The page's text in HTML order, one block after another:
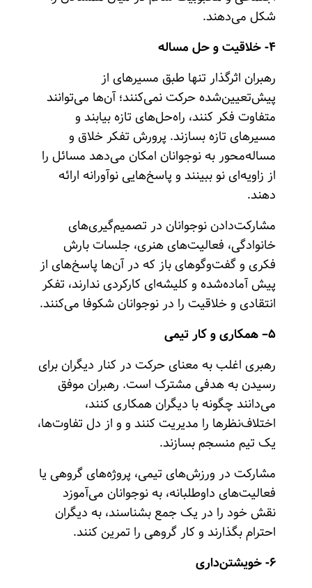
شکل می‌دهند.
۴- خلاقیت و حل مساله
رهبران اثرگذار تنها طبق مسیرهای از
پیش‌تعیین‌شده حرکت نمی‌کنند؛ آن‌ها می‌توانند
متفاوت فکر کنند، راه‌حل‌های تازه بیابند و
مسیرهای تازه بسازند. پرورش تفکر خلاق و
مساله‌محور به نوجوانان امکان می‌دهد مسائل را
از زاویه‌ای نو ببینند و پاسخ‌هایی نوآورانه ارائه
دهند.
مشارکت‌دادن نوجوانان در تصمیم‌گیری‌های
خانوادگی، فعالیت‌های هنری، جلسات بارش
فکری و گفت‌وگوهای باز که در آن‌ها پاسخ‌های از
پیش آماده‌شده و کلیشه‌ای کارکردی ندارند، تفکر
انتقادی و خلاقیت را در نوجوانان شکوفا می‌کنند.
۵– همکاری و کار تیمی
رهبری اغلب به معنای حرکت در کنار دیگران برای
رسیدن به هدفی مشترک است. رهبران موفق
می‌دانند چگونه با دیگران همکاری کنند،
اختلاف‌نظرها را مدیریت کنند و و از دل تفاوت‌ها،
یک تیم منسجم بسازند.
مشارکت در ورزش‌های تیمی، پروژه‌های گروهی یا
فعالیت‌های داوطلبانه، به نوجوانان می‌آموزد
نقش خود را در یک جمع بشناسند، به دیگران
احترام بگذارند و کار گروهی را تمرین کنند.
۶- خویشتن‌داری